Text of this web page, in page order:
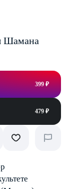
Шамана
399 ₽
479 ₽